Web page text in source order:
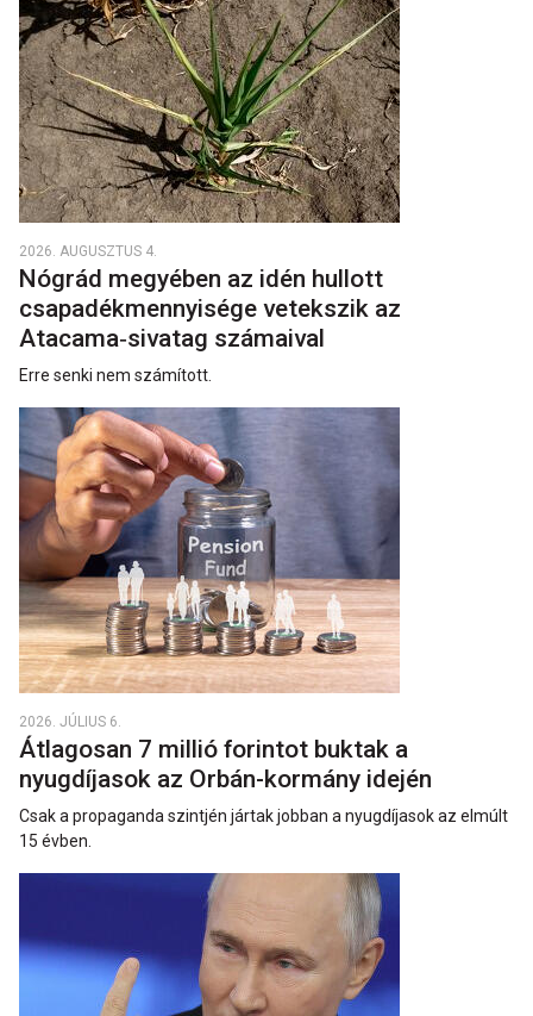
2026. AUGUSZTUS 4.
Nógrád megyében az idén hullott
csapadékmennyisége vetekszik az
Atacama‑sivatag számaival
Erre senki nem számított.
2026. JÚLIUS 6.
Átlagosan 7 millió forintot buktak a
nyugdíjasok az Orbán-kormány idején
Csak a propaganda szintjén jártak jobban a nyugdíjasok az elmúlt
15 évben.